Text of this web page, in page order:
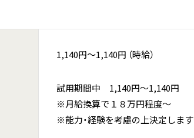
1,140円〜1,140円 （時給）
試用期間中 1,140円〜1,140円
※月給換算で１８万円程度～
※能力・経験を考慮の上決定します